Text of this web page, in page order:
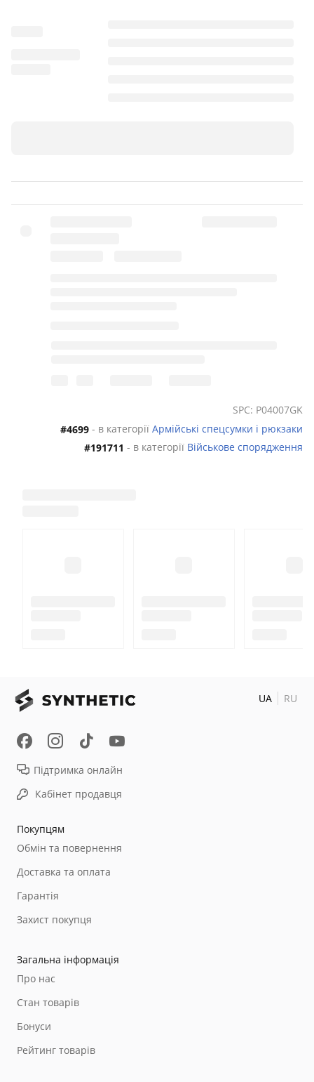
SPC: P04007GK
#4699 - в категорії Армійські спецсумки і рюкзаки
#191711 - в категорії Військове спорядження
Покупцям
Обмін та повернення
Доставка та оплата
Гарантія
Захист покупця
Загальна інформація
Про нас
Стан товарів
Бонуси
Рейтинг товарів
Підтримка онлайн
Кабінет продавця
UA RU